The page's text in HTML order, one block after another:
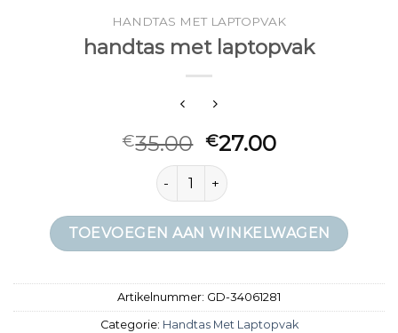
HANDTAS MET LAPTOPVAK
handtas met laptopvak
€35.00 €27.00
handtas met laptopvak aantal
TOEVOEGEN AAN WINKELWAGEN
Artikelnummer: GD-34061281
Categorie: Handtas Met Laptopvak